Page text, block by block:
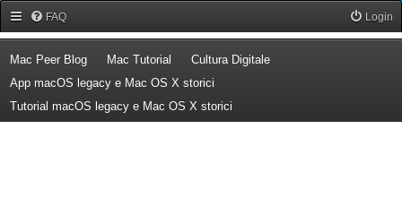
FAQ Login
Mac Peer Blog(Opens a new tab)
Mac Tutorial (Opens a new tab)
Cultura Digitale(Opens a new tab)
App macOS legacy e Mac OS X storici
Tutorial macOS legacy e Mac OS X storici